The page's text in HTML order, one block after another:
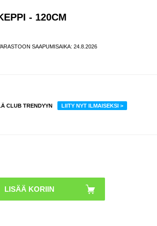
- 120CM
SAAPUMISAIKA: 24.8.2026
CLUB TRENDYYN LIITY NYT ILMAISEKSI >